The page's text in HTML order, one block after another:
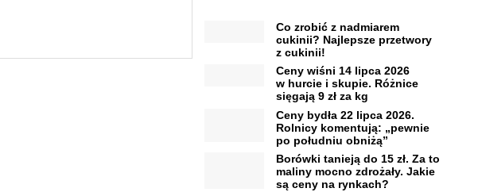
Co zrobić z nadmiarem
cukinii? Najlepsze przetwory
z cukinii!
Ceny wiśni 14 lipca 2026
w hurcie i skupie. Różnice
sięgają 9 zł za kg
Ceny bydła 22 lipca 2026.
Rolnicy komentują: „pewnie
po południu obniżą”
Borówki tanieją do 15 zł. Za to
maliny mocno zdrożały. Jakie
są ceny na rynkach?